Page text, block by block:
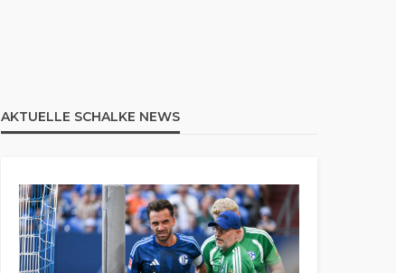
AKTUELLE SCHALKE NEWS